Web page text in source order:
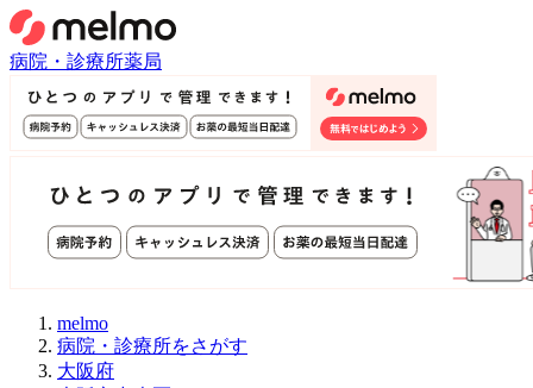
病院・診療所薬局
melmo
病院・診療所をさがす
大阪府